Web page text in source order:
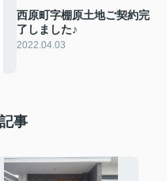
西原町字棚原土地ご契約完
了しました♪
2022.04.03
事